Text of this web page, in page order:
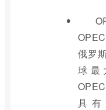
俄罗
球最
具